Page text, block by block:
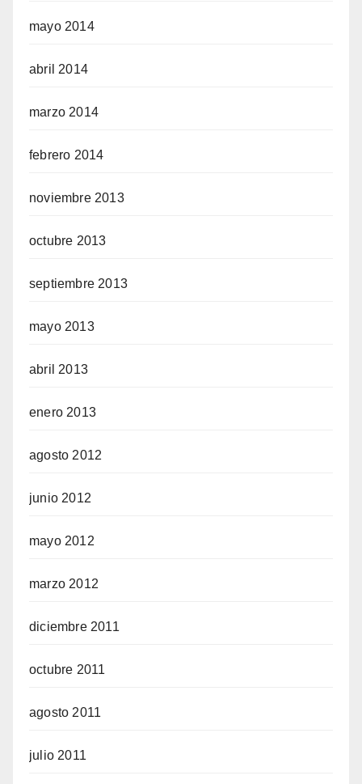
mayo 2014
abril 2014
marzo 2014
febrero 2014
noviembre 2013
octubre 2013
septiembre 2013
mayo 2013
abril 2013
enero 2013
agosto 2012
junio 2012
mayo 2012
marzo 2012
diciembre 2011
octubre 2011
agosto 2011
julio 2011